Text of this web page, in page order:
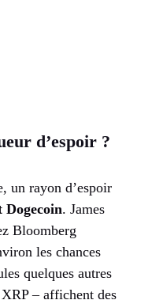
d’espoir ?
un rayon d’espoir
Dogecoin. James
Bloomberg
les chances
quelques autres
– affichent des